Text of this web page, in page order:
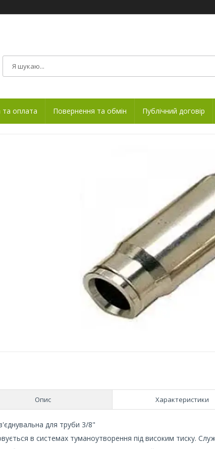
та оплата Повернення та обмін Публічний договір
Опис Характеристики
для труби 3/8"
в системах туманоутворення під високим тиску.